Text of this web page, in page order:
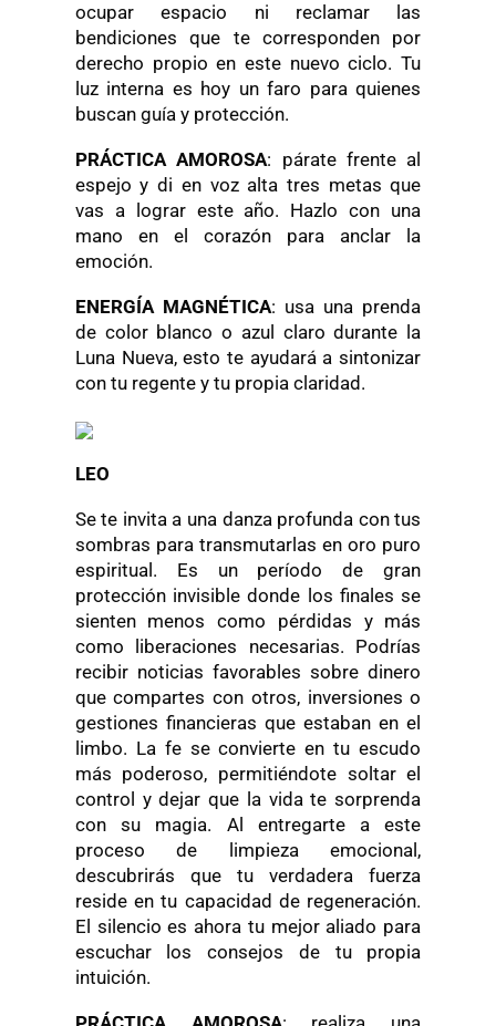
ocupar espacio ni reclamar las
bendiciones que te corresponden por
derecho propio en este nuevo ciclo. Tu
luz interna es hoy un faro para quienes
buscan guía y protección.
PRÁCTICA AMOROSA: párate frente al
espejo y di en voz alta tres metas que
vas a lograr este año. Hazlo con una
mano en el corazón para anclar la
emoción.
ENERGÍA MAGNÉTICA: usa una prenda
de color blanco o azul claro durante la
Luna Nueva, esto te ayudará a sintonizar
con tu regente y tu propia claridad.
LEO
Se te invita a una danza profunda con tus
sombras para transmutarlas en oro puro
espiritual. Es un período de gran
protección invisible donde los finales se
sienten menos como pérdidas y más
como liberaciones necesarias. Podrías
recibir noticias favorables sobre dinero
que compartes con otros, inversiones o
gestiones financieras que estaban en el
limbo. La fe se convierte en tu escudo
más poderoso, permitiéndote soltar el
control y dejar que la vida te sorprenda
con su magia. Al entregarte a este
proceso de limpieza emocional,
descubrirás que tu verdadera fuerza
reside en tu capacidad de regeneración.
El silencio es ahora tu mejor aliado para
escuchar los consejos de tu propia
intuición.